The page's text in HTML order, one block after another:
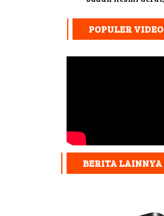
POPULER VIDEO
BERITA LAINNYA